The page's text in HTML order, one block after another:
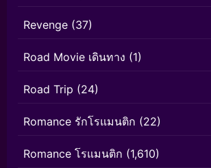
Revenge (37)
Road Movie เดินทาง (1)
Road Trip (24)
Romance รักโรแมนติก (22)
Romance โรแมนติก (1,610)